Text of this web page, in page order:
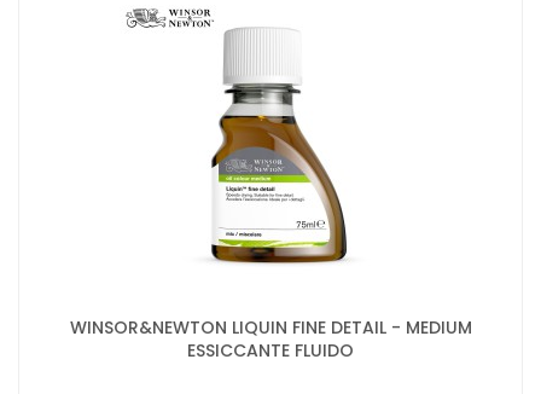
WINSOR&NEWTON LIQUIN FINE DETAIL - MEDIUM
ESSICCANTE FLUIDO